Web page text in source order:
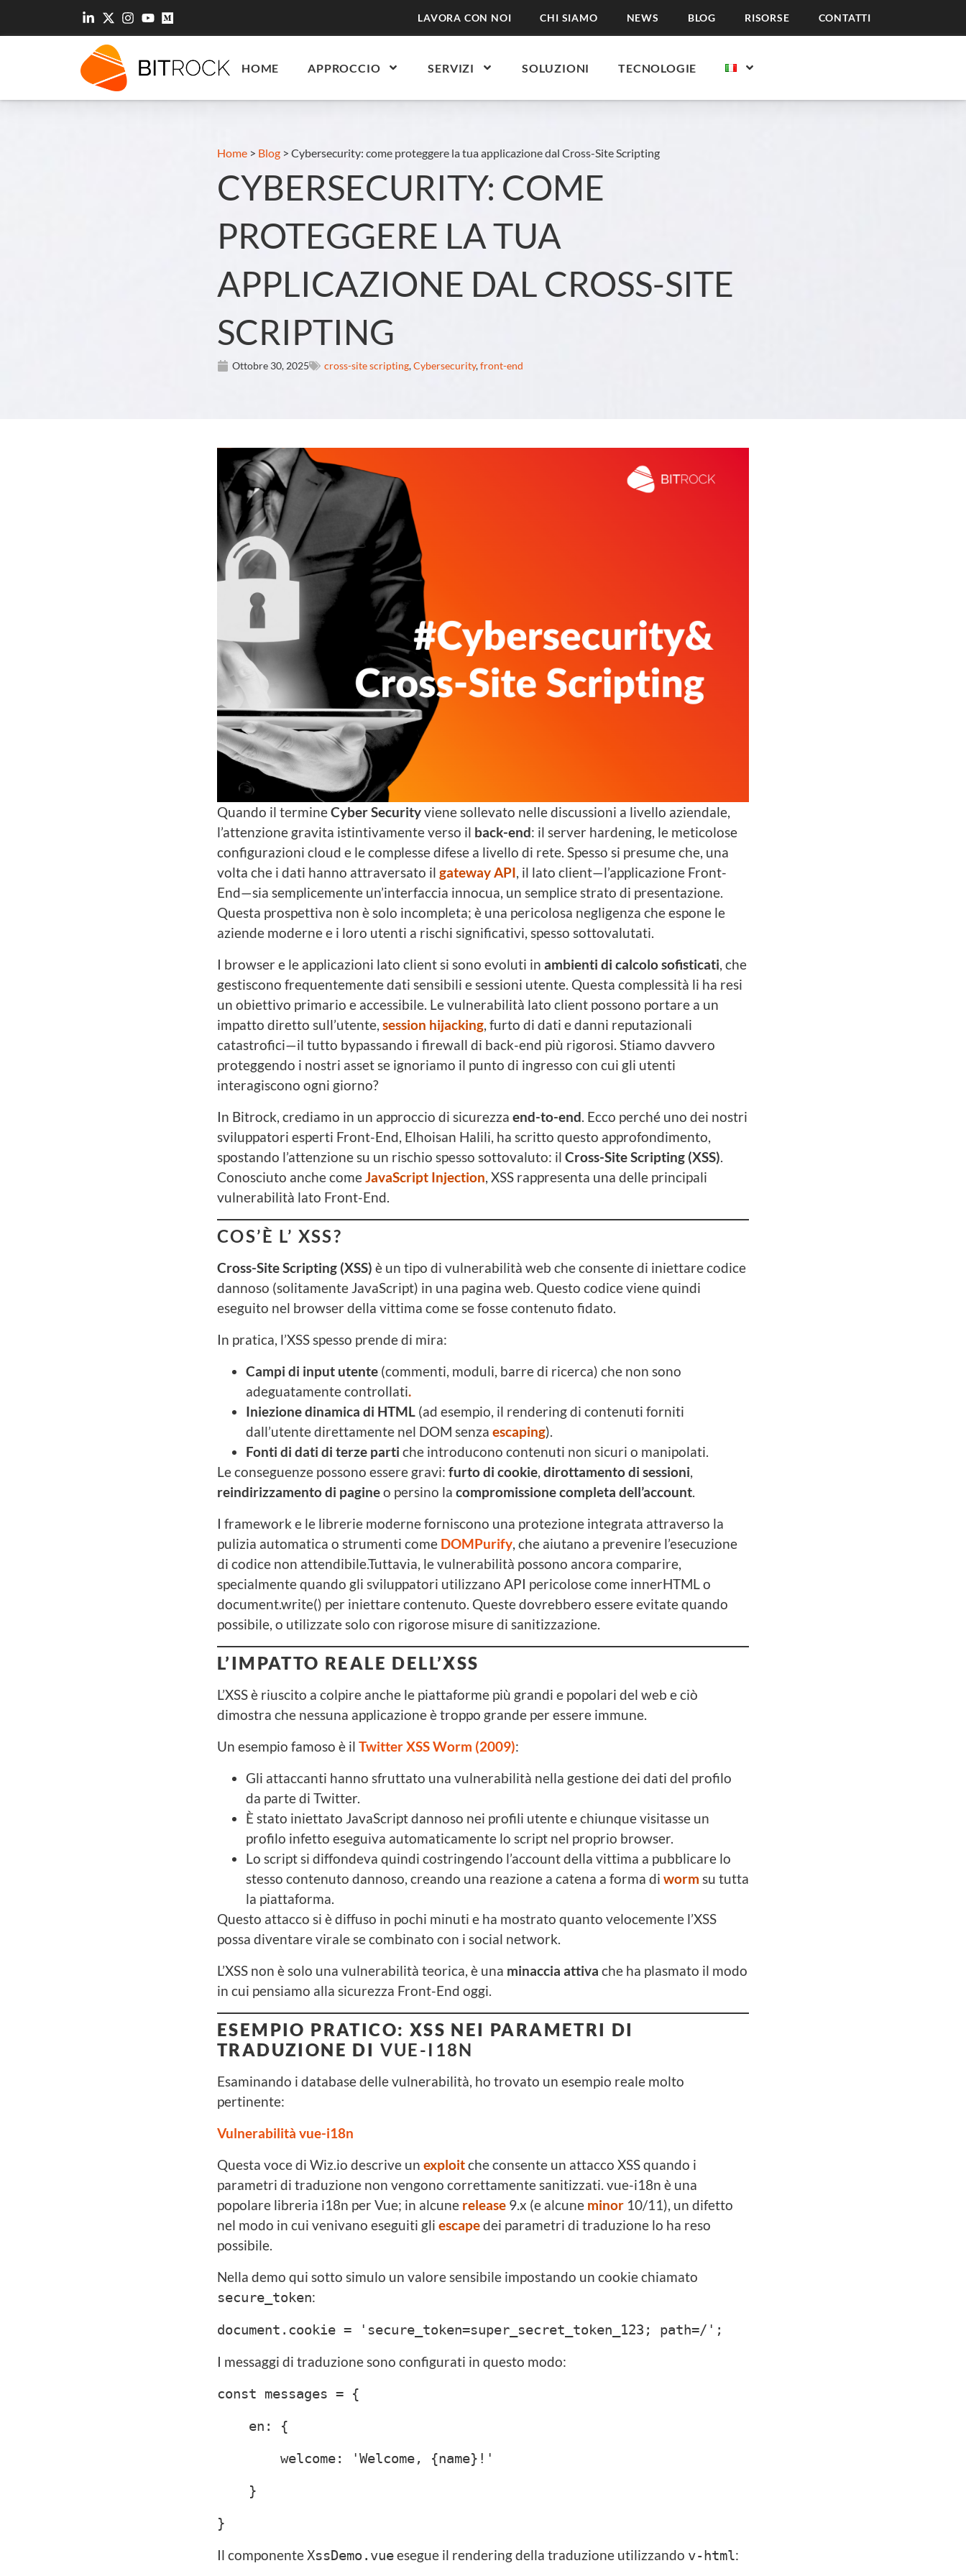
LAVORA CON NOI CHI SIAMO NEWS BLOG RISORSE CONTATTI
HOME APPROCCIO SERVIZI SOLUZIONI TECNOLOGIE
Home > Blog > Cybersecurity: come proteggere la tua applicazione dal Cross-Site Scripting
CYBERSECURITY: COME
PROTEGGERE LA TUA
APPLICAZIONE DAL CROSS-SITE
SCRIPTING
Ottobre 30, 2025 cross-site scripting,Cybersecurity,front-end
Quando il termineCyber Securityviene sollevato nelle discussioni a livello aziendale,
l’attenzione gravita istintivamente verso il back-end: il server hardening, le meticolose
configurazioni cloud e le complesse difese a livello di rete. Spesso si presume che, una
volta che i dati hanno attraversato il gateway API, il lato client—l’applicazione Front-
End—sia semplicemente un’interfaccia innocua, un semplice strato di presentazione.
Questa prospettiva non è solo incompleta; è una pericolosa negligenza che espone le
aziende moderne e i loro utenti a rischi significativi, spesso sottovalutati.
I browser e le applicazioni lato client si sono evoluti in ambienti di calcolo sofisticati, che
gestiscono frequentemente dati sensibili e sessioni utente. Questa complessità li ha resi
un obiettivo primario e accessibile. Le vulnerabilità lato client possono portare a un
impatto diretto sull’utente, session hijacking, furto di dati e danni reputazionali
catastrofici—il tutto bypassando i firewall di back-end più rigorosi. Stiamo davvero
proteggendo i nostri asset se ignoriamo il punto di ingresso con cui gli utenti
interagiscono ogni giorno?
In Bitrock, crediamo in un approccio di sicurezza end-to-end. Ecco perché uno dei nostri
sviluppatori esperti Front-End, Elhoisan Halili, ha scritto questo approfondimento,
spostando l’attenzione su un rischio spesso sottovaluto: il Cross-Site Scripting (XSS).
Conosciuto anche comeJavaScript Injection, XSS rappresenta una delle principali
vulnerabilità lato Front-End.
COS’È L’ XSS?
Cross-Site Scripting (XSS) è un tipo di vulnerabilità web che consente di iniettare codice
dannoso (solitamente JavaScript) in una pagina web. Questo codice viene quindi
eseguito nel browser della vittima come se fosse contenuto fidato.
In pratica, l’XSS spesso prende di mira:
Campi di input utente (commenti, moduli, barre di ricerca) che non sono
adeguatamente controllati.
Iniezione dinamica di HTML (ad esempio, il rendering di contenuti forniti
dall’utente direttamente nel DOM senza escaping).
Fonti di dati di terze parti che introducono contenuti non sicuri o manipolati.
Le conseguenze possono essere gravi: furto di cookie, dirottamento di sessioni,
reindirizzamento di pagineo persino la compromissione completa dell’account.
I framework e le librerie moderne forniscono una protezione integrata attraverso la
pulizia automatica o strumenti come DOMPurify, che aiutano a prevenire l’esecuzione
di codice non attendibile.Tuttavia, le vulnerabilità possono ancora comparire,
specialmente quando gli sviluppatori utilizzano API pericolose come innerHTML o
document.write() per iniettare contenuto. Queste dovrebbero essere evitate quando
possibile, o utilizzate solo con rigorose misure di sanitizzazione.
L’IMPATTO REALE DELL’XSS
L’XSS è riuscito a colpire anche le piattaforme più grandi e popolari del web e ciò
dimostra che nessuna applicazione è troppo grande per essere immune.
Un esempio famoso è il Twitter XSS Worm (2009):
Gli attaccanti hanno sfruttato una vulnerabilità nella gestione dei dati del profilo
da parte di Twitter.
È stato iniettato JavaScript dannoso nei profili utente e chiunque visitasse un
profilo infetto eseguiva automaticamente lo script nel proprio browser.
Lo script si diffondeva quindi costringendo l’account della vittima a pubblicare lo
stesso contenuto dannoso, creando una reazione a catena a forma di worm su tutta
la piattaforma.
Questo attacco si è diffuso in pochi minuti e ha mostrato quanto velocemente l’XSS
possa diventare virale se combinato con i social network.
L’XSS non è solo una vulnerabilità teorica, è una minaccia attiva che ha plasmato il modo
in cui pensiamo alla sicurezza Front-End oggi.
ESEMPIO PRATICO: XSS NEI PARAMETRI DI
TRADUZIONE DI VUE-I18N
Esaminando i database delle vulnerabilità, ho trovato un esempio reale molto
pertinente:
Vulnerabilità vue-i18n
Questa voce di Wiz.io descrive un exploitche consente un attacco XSS quando i
parametri di traduzione non vengono correttamente sanitizzati. vue-i18n è una
popolare libreria i18n per Vue; in alcune release 9.x (e alcune minor 10/11), un difetto
nel modo in cui venivano eseguiti gli escapedei parametri di traduzione lo ha reso
possibile.
Nella demo qui sotto simulo un valore sensibile impostando un cookie chiamato
secure_token:
document.cookie = 'secure_token=super_secret_token_123; path=/';
I messaggi di traduzione sono configurati in questo modo:
const messages = {
en: {
welcome: 'Welcome, {name}!'
}
}
Il componenteXssDemo.vueesegue il rendering della traduzione utilizzando v-html: